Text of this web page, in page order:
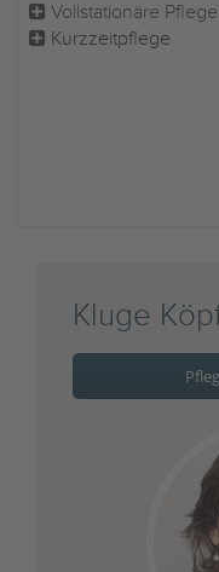
Vollstationäre Pflege
Kurzzeitpflege
Kluge